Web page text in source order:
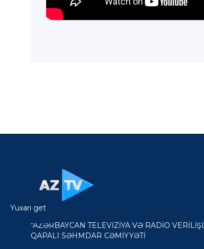
"AZƏRBAYCAN TELEVİZİYA VƏ RADİO
QAPALI SƏHMDAR CƏMİYYƏTİ
Yuxarı get